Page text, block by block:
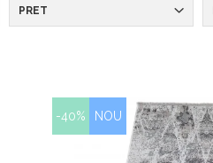
PRET
-40% NOU